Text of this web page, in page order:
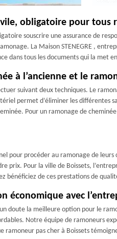
obligatoire pour tous
souscrire une assurance de
La Maison STENEGRE ,
dans tous les documents qui la met
à l’ancienne et le
suivant deux techniques. Le
permet d’éliminer les
Pour un ramonage de
pour procéder au ramonage de
prix. Pour la ville de Boissets,
de ces prestations de
avec
doute la meilleure option pour le
Notre équipe de ramoneurs
pas cher à Boissets